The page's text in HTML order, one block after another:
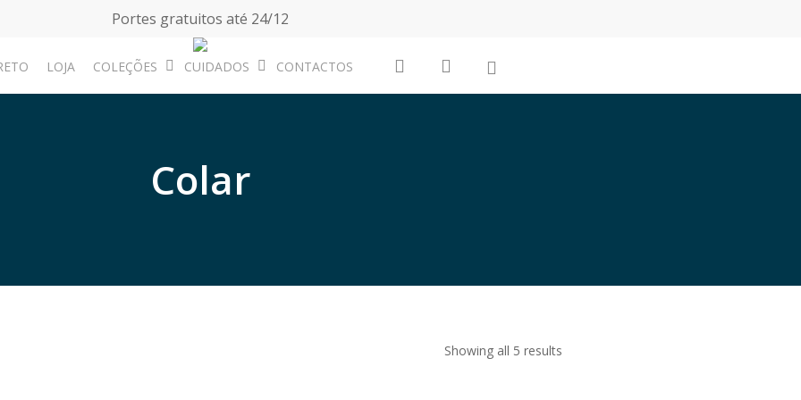
Portes gratuitos até 24/12
LOJA COLEÇÕES CUIDADOS CONTACTOS search account
Colar
Showing all 5 results